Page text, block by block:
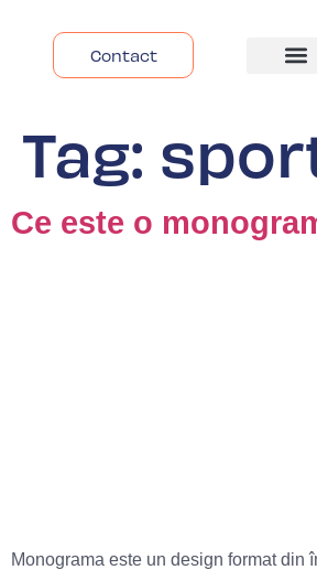
Contact
Tag:
Ce este o
Monograma este un design format din